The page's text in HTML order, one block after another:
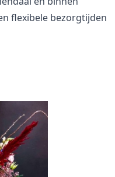
flexibele bezorgtijden